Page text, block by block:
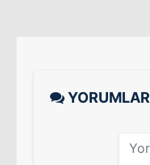
YORUMLAR